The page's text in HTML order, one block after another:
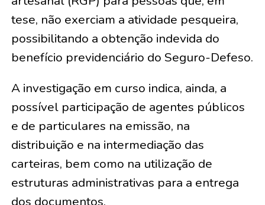
tese, não exerciam a atividade pesqueira,
possibilitando a obtenção indevida do
benefício previdenciário do Seguro-Defeso.
A investigação em curso indica, ainda, a
possível participação de agentes públicos
e de particulares na emissão, na
distribuição e na intermediação das
carteiras, bem como na utilização de
estruturas administrativas para a entrega
dos documentos.